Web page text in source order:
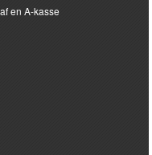
en A-kasse